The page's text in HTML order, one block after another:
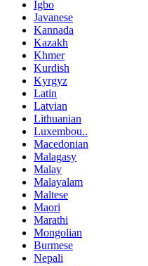
Igbo
Javanese
Kannada
Kazakh
Khmer
Kurdish
Kyrgyz
Latin
Latvian
Lithuanian
Luxembou..
Macedonian
Malagasy
Malay
Malayalam
Maltese
Maori
Marathi
Mongolian
Burmese
Nepali